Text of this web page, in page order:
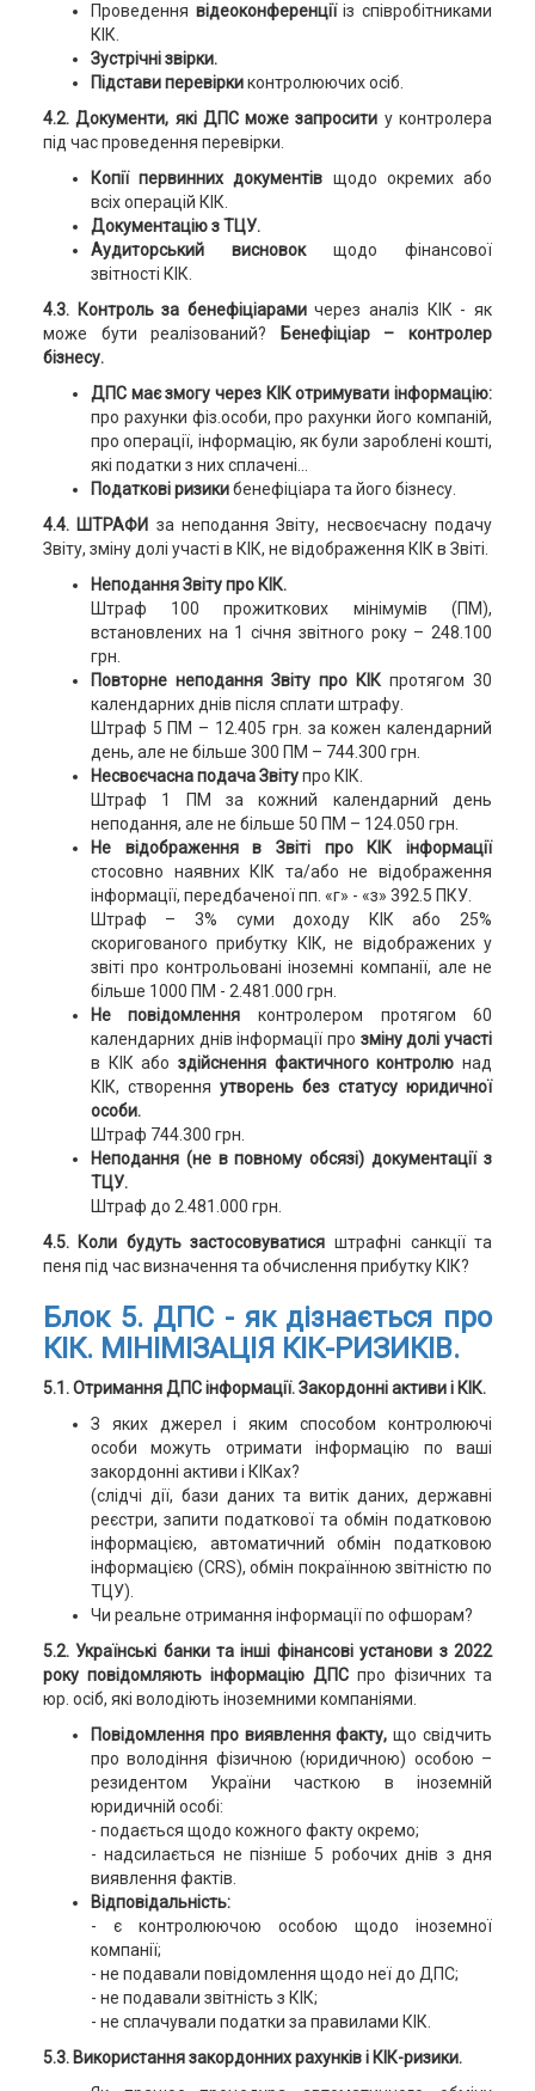
Проведення відеоконференціїіз співробітниками
КІК.
Зустрічні звірки.
Підстави перевіркиконтролюючих осіб.
4.2. Документи, які ДПС може запросити у контролера
під час проведення перевірки.
Копії первинних документів щодо окремих або
всіх операцій КІК.
Документацію з ТЦУ.
Аудиторський висновокщодо фінансової
звітності КІК.
4.3. Контроль за бенефіціарамичерез аналіз КІК - як
може бути реалізований?
Бенефіціар – контролер
бізнесу.
ДПС має змогу через КІК отримувати інформацію:
про рахунки фіз.особи, про рахунки його компаній,
про операції, інформацію, як були зароблені кошті,
які податки з них сплачені...
Податкові ризикибенефіціара та його бізнесу.
4.4. ШТРАФИ за неподання Звіту, несвоєчасну подачу
Звіту, зміну долі участі в КІК, не відображення КІК в Звіті.
Неподання Звіту про КІК.
Штраф 100 прожиткових мінімумів (ПМ),
встановлених на 1 січня звітного року – 248.100
грн.
Повторне неподання Звіту про КІК протягом 30
календарних днів після сплати штрафу.
Штраф 5 ПМ – 12.405 грн. за кожен календарний
день, але не більше 300 ПМ – 744.300 грн.
Несвоєчасна подача Звітупро КІК.
Штраф 1 ПМ за кожний календарний день
неподання, але не більше 50 ПМ – 124.050 грн.
Не відображення в Звіті про КІК інформації
стосовно наявних КІК та/або не відображення
інформації, передбаченої пп. «г» - «з» 392.5 ПКУ.
Штраф – 3% суми доходу КІК або 25%
скоригованого прибутку КІК, не відображених у
звіті про контрольовані іноземні компанії, але не
більше 1000 ПМ - 2.481.000 грн.
Не повідомлення контролером протягом 60
календарних днів інформації про зміну долі участі
в КІК або здійснення фактичного контролю над
КІК, створення утворень без статусу юридичної
особи.
Штраф 744.300 грн.
Неподання (не в повному обсязі) документації з
ТЦУ.
Штраф до 2.481.000 грн.
4.5. Коли будуть застосовуватисяштрафні санкції та
пеня під час визначення та обчислення прибутку КІК?
Блок 5. ДПС - як дізнається про
КІК. МІНІМІЗАЦІЯ КІК-РИЗИКІВ.
5.1. Отримання ДПС інформації. Закордонні активи і КІК.
З яких джерел і яким способом контролюючі
особи можуть отримати інформацію по ваші
закордонні активи і КІКах?
(слідчі дії, бази даних та витік даних, державні
реєстри, запити податкової та обмін податковою
інформацією, автоматичний обмін податковою
інформацією (CRS), обмін покраїнною звітністю по
ТЦУ).
Чи реальне отримання інформації по офшорам?
5.2. Українські банки та інші фінансові установи з 2022
року повідомляють інформацію ДПСпро фізичних та
юр. осіб, які володіють іноземними компаніями.
Повідомлення про виявлення факту, що свідчить
про володіння фізичною (юридичною) особою –
резидентом України часткою в іноземній
юридичній особі:
- подається щодо кожного факту окремо;
- надсилається не пізніше 5 робочих днів з дня
виявлення фактів.
Відповідальність:
- є контролюючою особою щодо іноземної
компанії;
- не подавали повідомлення щодо неї до ДПС;
- не подавали звітність з КІК;
- не сплачували податки за правилами КІК.
5.3. Використання закордонних рахунків і КІК-ризики.